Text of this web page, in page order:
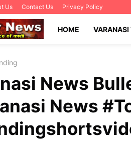
Us Contact Us Privacy Policy
HOME VARANASI
News
News